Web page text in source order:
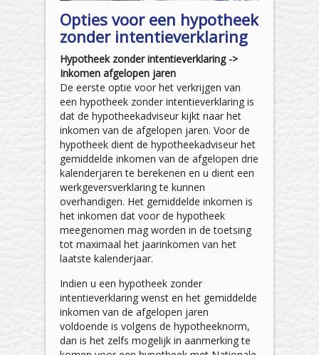
Opties voor een hypotheek
zonder intentieverklaring
Hypotheek zonder intentieverklaring ->
Inkomen afgelopen jaren
De eerste optie voor het verkrijgen van
een hypotheek zonder intentieverklaring is
dat de hypotheekadviseur kijkt naar het
inkomen van de afgelopen jaren. Voor de
hypotheek dient de hypotheekadviseur het
gemiddelde inkomen van de afgelopen drie
kalenderjaren te berekenen en u dient een
werkgeversverklaring te kunnen
overhandigen. Het gemiddelde inkomen is
het inkomen dat voor de hypotheek
meegenomen mag worden in de toetsing
tot maximaal het jaarinkomen van het
laatste kalenderjaar.
Indien u een hypotheek zonder
intentieverklaring wenst en het gemiddelde
inkomen van de afgelopen jaren
voldoende is volgens de hypotheeknorm,
dan is het zelfs mogelijk in aanmerking te